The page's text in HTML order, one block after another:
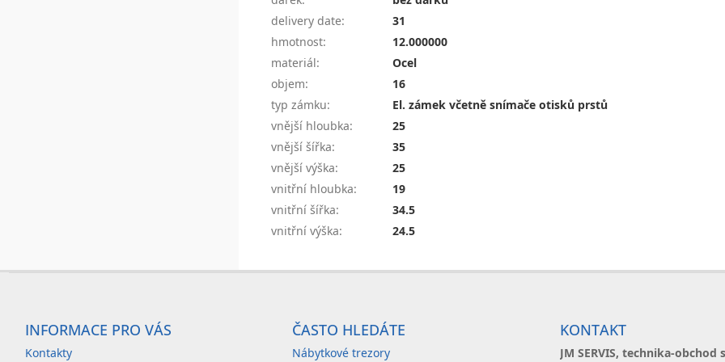
delivery date:
31
hmotnost:
12.000000
materiál:
Ocel
objem:
16
typ zámku:
El. zámek včetně snímače otisků prstů
vnější hloubka:
25
vnější šířka:
35
vnější výška:
25
vnitřní hloubka:
19
vnitřní šířka:
34.5
vnitřní výška: 24.5
INFORMACE PRO VÁS
Kontakty
ČASTO HLEDÁTE
Nábytkové trezory
KONTAKT
JM SERVIS, technika-obchod